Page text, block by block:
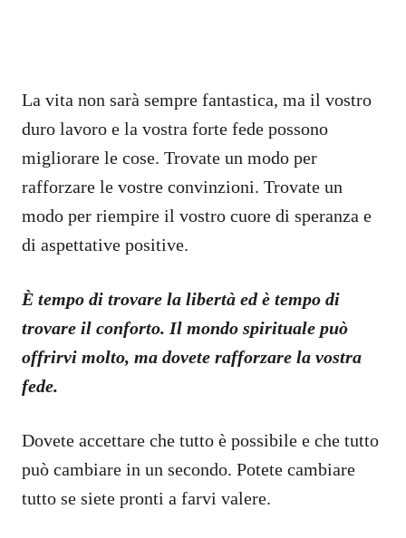
La vita non sarà sempre fantastica, ma il vostro
duro lavoro e la vostra forte fede possono
migliorare le cose. Trovate un modo per
rafforzare le vostre convinzioni. Trovate un
modo per riempire il vostro cuore di speranza e
di aspettative positive.
È tempo di trovare la libertà ed è tempo di
trovare il conforto. Il mondo spirituale può
offrirvi molto, ma dovete rafforzare la vostra
fede.
Dovete accettare che tutto è possibile e che tutto
può cambiare in un secondo. Potete cambiare
tutto se siete pronti a farvi valere.